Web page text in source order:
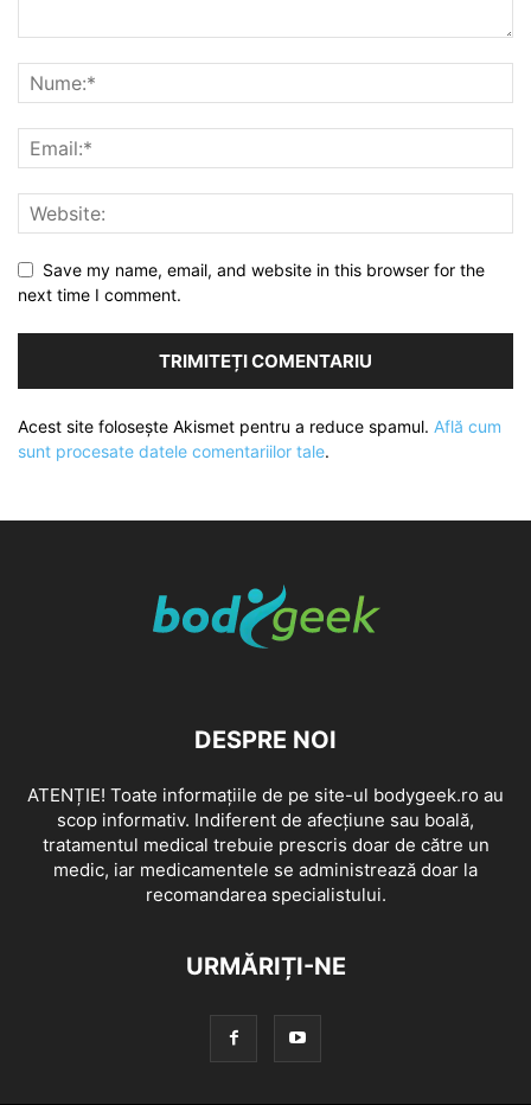
Save my name, email, and website in this browser for the
next time I comment.
Acest site folosește Akismet pentru a reduce spamul. Află cum
sunt procesate datele comentariilor tale.
DESPRE NOI
ATENȚIE! Toate informațiile de pe site-ul bodygeek.ro au
scop informativ. Indiferent de afecțiune sau boală,
tratamentul medical trebuie prescris doar de către un
medic, iar medicamentele se administrează doar la
recomandarea specialistului.
URMĂRIȚI-NE